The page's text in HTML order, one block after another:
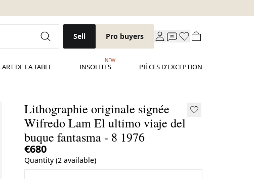
Sell Pro buyers
ART DE LA TABLE INSOLITES
NEW
PIÈCES D'EXCEPTION
Lithographie originale signée
Wifredo Lam El ultimo viaje del
buque fantasma - 8 1976
€680
Quantity (2 available)